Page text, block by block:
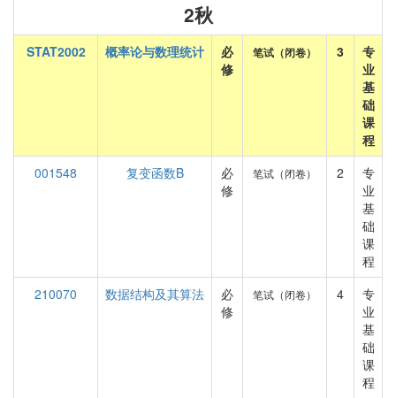
2秋
STAT2002 概率论与数理统计
必
修
笔试（闭卷） 3
专
业
基
础
课
程
001548
复变函数B
必
修
笔试（闭卷） 2
专
业
基
础
课
程
210070
数据结构及其算法
必
修
笔试（闭卷） 4
专
业
基
础
课
程